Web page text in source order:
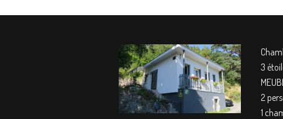
3
2
1